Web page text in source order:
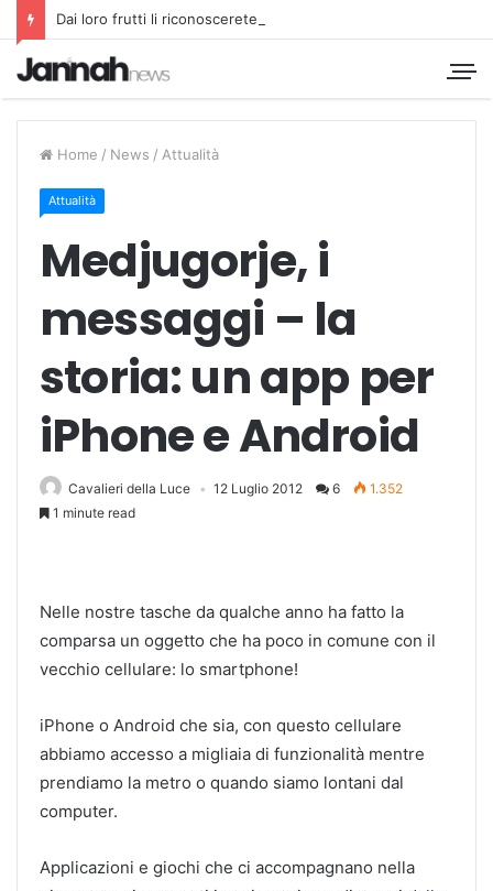
Dai loro frutti li riconoscerete
Home / News / Attualità
Attualità
Medjugorje, i
messaggi – la
storia: un app per
iPhone e Android
Cavalieri della Luce 12 Luglio 2012 6
1.352
1 minute read
Nelle nostre tasche da qualche anno ha fatto la
comparsa un oggetto che ha poco in comune con il
vecchio cellulare: lo smartphone!
iPhone o Android che sia, con questo cellulare
abbiamo accesso a migliaia di funzionalità mentre
prendiamo la metro o quando siamo lontani dal
computer.
Applicazioni e giochi che ci accompagnano nella